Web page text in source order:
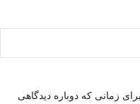
زمانی که دوباره دیدگاهی